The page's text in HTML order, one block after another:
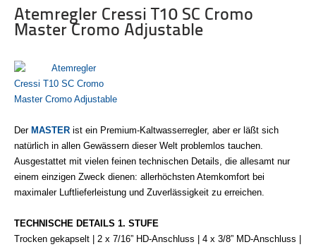
Atemregler Cressi T10 SC Cromo
Master Cromo Adjustable
Der MASTERist ein Premium-Kaltwasserregler, aber er läßt sich
natürlich in allen Gewässern dieser Welt problemlos tauchen.
Ausgestattet mit vielen feinen technischen Details, die allesamt nur
einem einzigen Zweck dienen: allerhöchsten Atemkomfort bei
maximaler Luftlieferleistung und Zuverlässigkeit zu erreichen.
TECHNISCHE DETAILS 1. STUFE
Trocken gekapselt | 2 x 7/16” HD-Anschluss | 4 x 3/8” MD-Anschluss |